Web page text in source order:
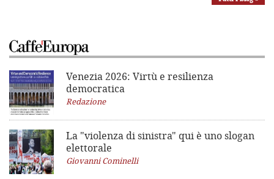
Venezia 2026: Virtù e resilienza
democratica
Redazione
La "violenza di sinistra" qui è uno slogan
elettorale
Giovanni Cominelli